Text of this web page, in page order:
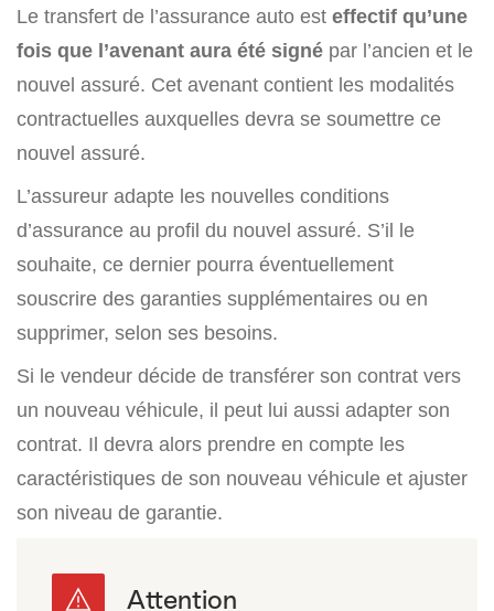
Le transfert de l’assurance auto est effectif qu’une
fois que l’avenant aura été signé par l’ancien et le
nouvel assuré. Cet avenant contient les modalités
contractuelles auxquelles devra se soumettre ce
nouvel assuré.
L’assureur adapte les nouvelles conditions
d’assurance au profil du nouvel assuré. S’il le
souhaite, ce dernier pourra éventuellement
souscrire des garanties supplémentaires ou en
supprimer, selon ses besoins.
Si le vendeur décide de transférer son contrat vers
un nouveau véhicule, il peut lui aussi adapter son
contrat. Il devra alors prendre en compte les
caractéristiques de son nouveau véhicule et ajuster
son niveau de garantie.